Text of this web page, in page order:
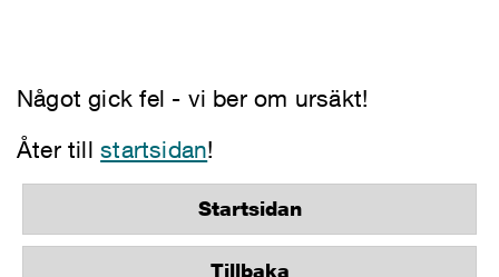
Något gick fel - vi ber om ursäkt!
Åter tillstartsidan!
Startsidan
Tillbaka